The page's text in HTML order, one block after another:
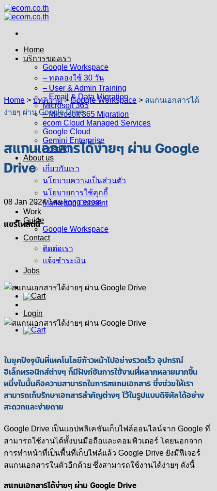
Skip
to
Home
บริการของเรา
Google Workspace
– ทดลองใช้ 30 วัน
– User & Admin Training
– Email & Data Migration
Microsoft 365
– Microsoft 365 Migration
ecom Cloud Managed Services
Google Cloud
Gemini Enterprise
Hosting
About us
เกี่ยวกับเรา
นโยบายความเป็นส่วนตัว
นโยบายการใช้คุกกี้
Marketing Consent
Work
Guide
Google Workspace
Contact
ติดต่อเรา
แจ้งชำระเงิน
Jobs
Login
Home > บทความ>Google Workspace > สแกนเอกสารได้
ง่ายๆ ผ่าน Google Drive
สแกนเอกสารได้ง่ายๆ ผ่าน Google
Drive
08 Jan 2024โดยkong ecom
แชร์โพสต์นี้
ในยุคปัจจุบันที่เทคโนโลยีก้าวหน้าไปอย่างรวดเร็ว อุปกรณ์
อิเล็กทรอนิกส์ต่างๆ ก็มีฟังก์ชันการใช้งานที่หลากหลายมากขึ้น
หนึ่งในนั้นคือความสามารถในการสแกนเอกสาร ซึ่งช่วยให้เรา
สามารถเก็บรักษาเอกสารสำคัญต่างๆ ไว้ในรูปแบบดิจิทัลได้อย่าง
สะดวกและง่ายดาย
Google Drive เป็นแอปพลิเคชันเก็บไฟล์ออนไลน์จาก Google ที่
สามารถใช้งานได้ทั้งบนมือถือและคอมพิวเตอร์ โดยนอกจาก
การทำหน้าที่เป็นพื้นที่เก็บไฟล์แล้ว Google Drive ยังมีฟีเจอร์
สแกนเอกสารในตัวอีกด้วย ซึ่งสามารถใช้งานได้ง่ายๆ ดังนี้
สแกนเอกสารได้ง่ายๆ ผ่าน Google Drive